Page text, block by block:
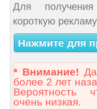
Для
короткую рекламу
Нажмите для
* Внимание!
более 2 лет
Вероятность
очень низкая.